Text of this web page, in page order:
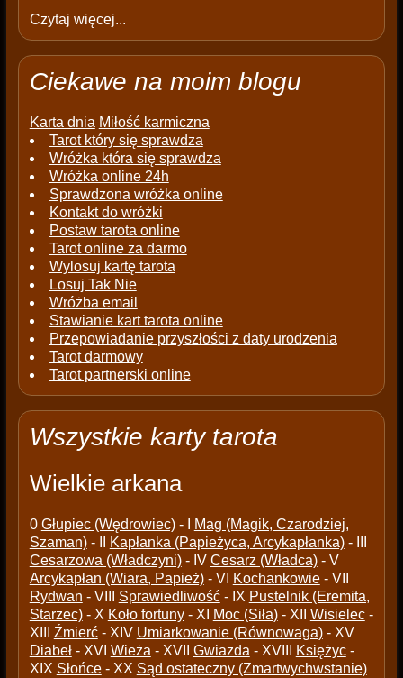
Czytaj więcej...
Ciekawe na moim blogu
Karta dnia Miłość karmiczna
Tarot który się sprawdza
Wróżka która się sprawdza
Wróżka online 24h
Sprawdzona wróżka online
Kontakt do wróżki
Postaw tarota online
Tarot online za darmo
Wylosuj kartę tarota
Losuj Tak Nie
Wróżba email
Stawianie kart tarota online
Przepowiadanie przyszłości z daty urodzenia
Tarot darmowy
Tarot partnerski online
Wszystkie karty tarota
Wielkie arkana
0 Głupiec (Wędrowiec)- I
Mag (Magik, Czarodziej,
Szaman)- II Kapłanka (Papieżyca, Arcykapłanka)- III
Cesarzowa (Władczyni)- IV Cesarz (Władca)- V
Arcykapłan (Wiara, Papież)- VI Kochankowie- VII
Rydwan - VIII Sprawiedliwość- IX Pustelnik (Eremita,
Starzec)- X Koło fortuny- XI Moc (Siła)- XII Wisielec-
XIII Źmierć- XIV Umiarkowanie (Równowaga)- XV
Diabeł- XVI Wieża - XVII Gwiazda - XVIII Księżyc-
XIX Słońce- XX Sąd ostateczny (Zmartwychwstanie)